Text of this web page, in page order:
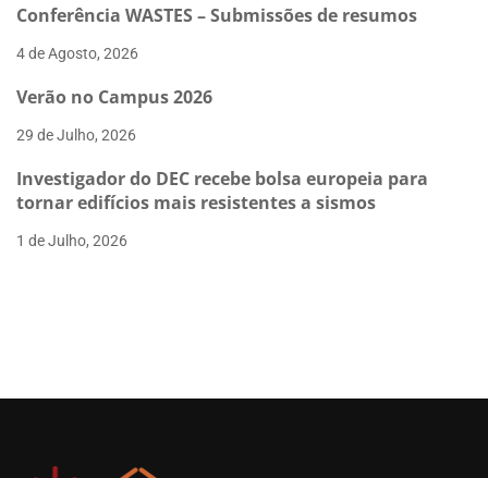
Conferência WASTES – Submissões de resumos
4 de Agosto, 2026
Verão no Campus 2026
29 de Julho, 2026
Investigador do DEC recebe bolsa europeia para
tornar edifícios mais resistentes a sismos
1 de Julho, 2026